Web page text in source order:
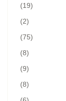
(19)
(2)
(75)
(8)
(9)
(8)